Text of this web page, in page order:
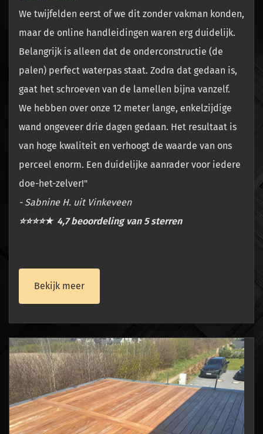
We twijfelden eerst of we dit zonder vakman konden,
maar de online handleidingen waren erg duidelijk.
Belangrijk is alleen dat de onderconstructie (de
palen) perfect waterpas staat. Zodra dat gedaan is,
gaat het schroeven van de lamellen bijna vanzelf.
We hebben over onze 12 meter lange, enkelzijdige
wand ongeveer drie dagen gedaan. Het resultaat is
van hoge kwaliteit en verhoogt de waarde van ons
perceel enorm. Een duidelijke aanrader voor iedere
doe-het-zelver!"
- Sabnine H. uit Vinkeveen
⭐⭐⭐⭐★ 4,7 beoordeling van 5 sterren
Bekijk meer